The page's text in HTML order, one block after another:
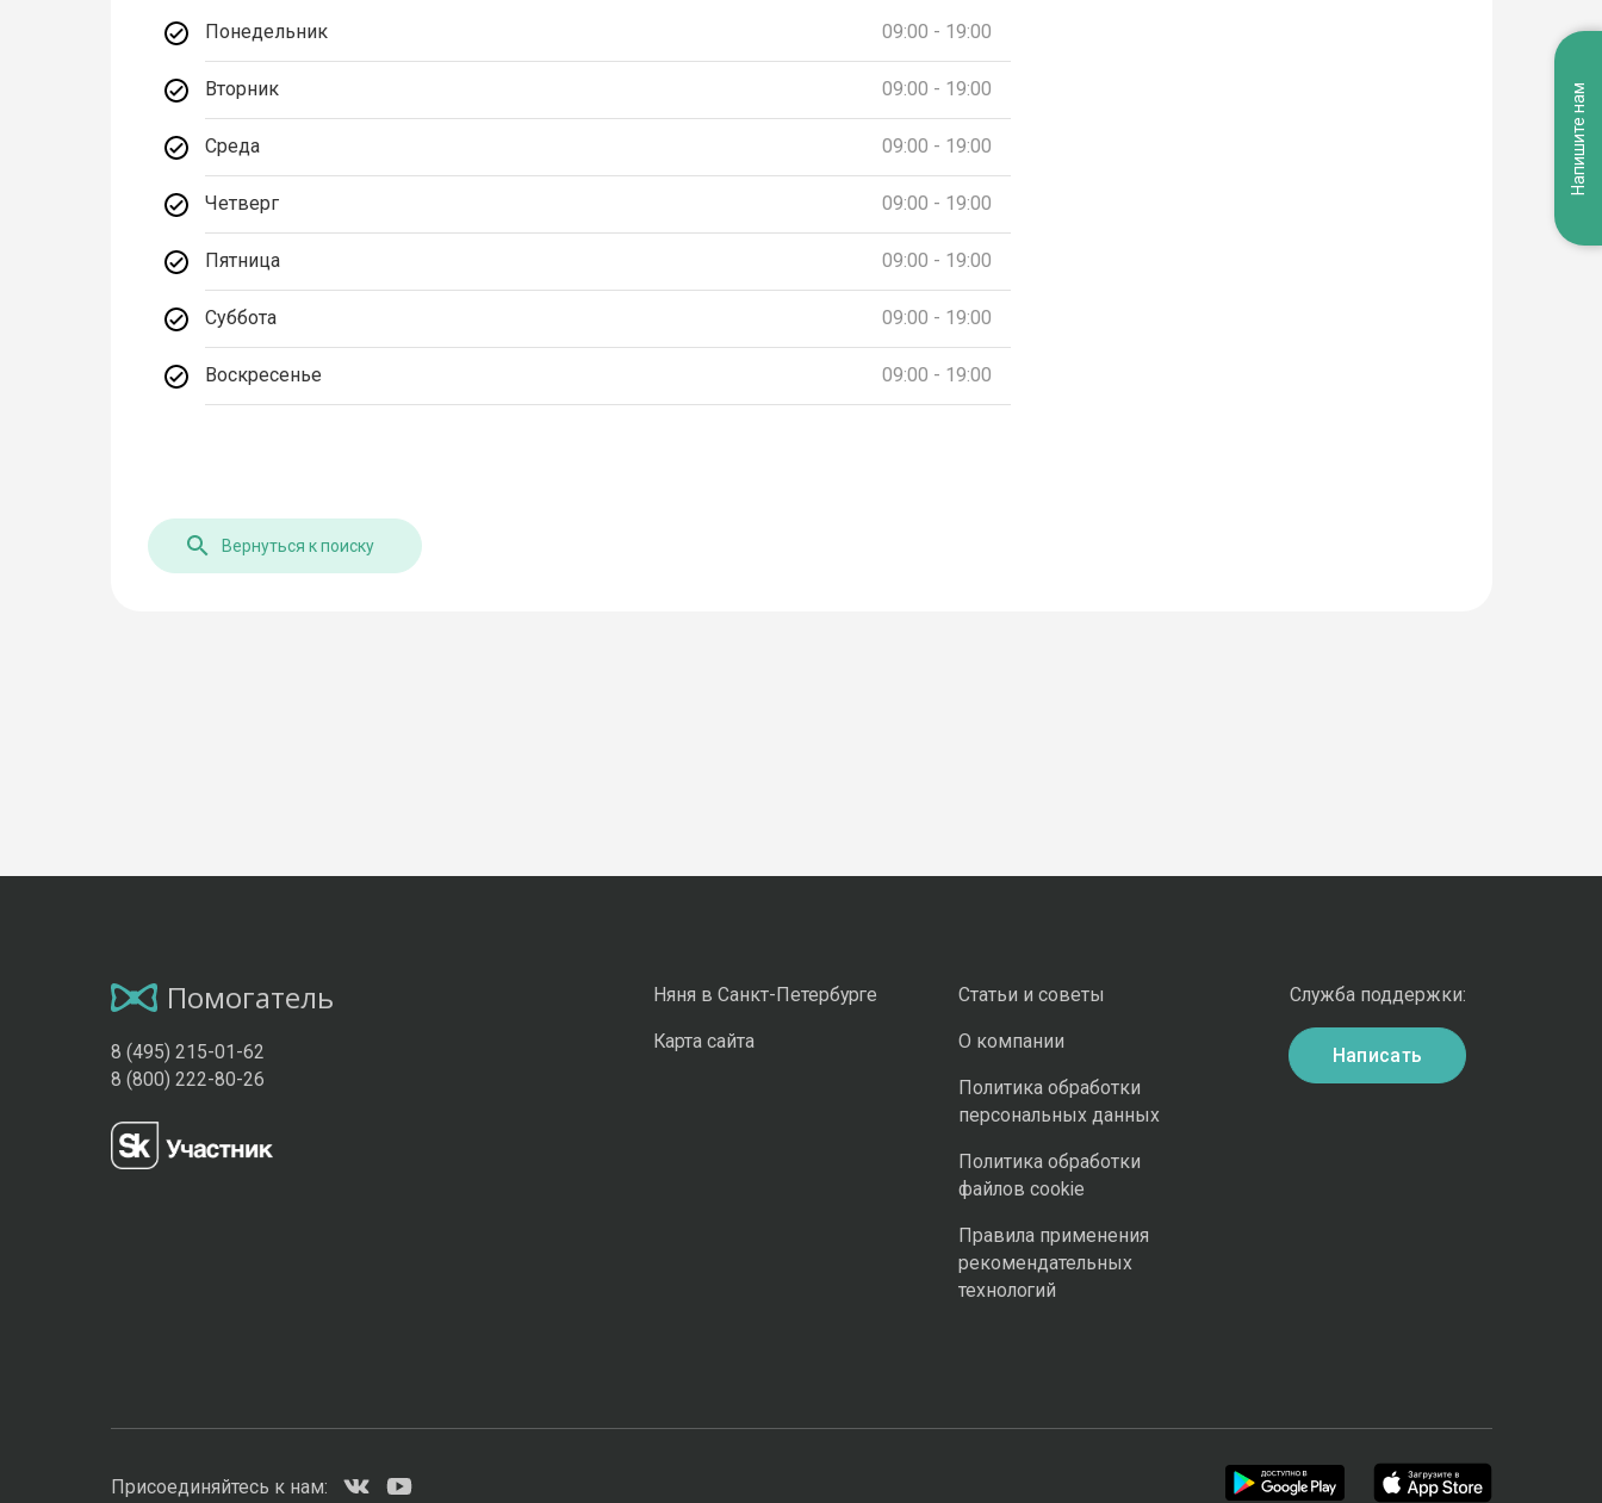
Понедельник 09:00 - 19:00
Вторник 09:00 - 19:00
Среда 09:00 - 19:00
Четверг 09:00 - 19:00
Пятница 09:00 - 19:00
Суббота 09:00 - 19:00
Воскресенье 09:00 - 19:00
Вернуться к поиску
Помогатель
8 (495) 215-01-62
8 (800) 222-80-26
Няня в Санкт-Петербурге
Карта сайта
Статьи и советы
О компании
Политика обработки
персональных данных
Политика обработки
файлов cookie
Правила применения
рекомендательных
технологий
Служба поддержки:
Написать
Присоединяйтесь к нам:
Напишите нам